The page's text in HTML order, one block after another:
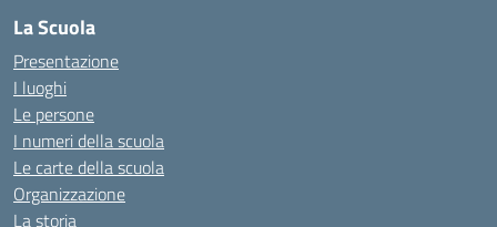
La Scuola
Presentazione
I luoghi
Le persone
I numeri della scuola
Le carte della scuola
Organizzazione
La storia